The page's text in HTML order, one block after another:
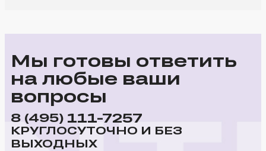
Мы готовы ответить
на любые ваши
вопросы
8 (495) 111-7257
КРУГЛОСУТОЧНО И БЕЗ
ВЫХОДНЫХ